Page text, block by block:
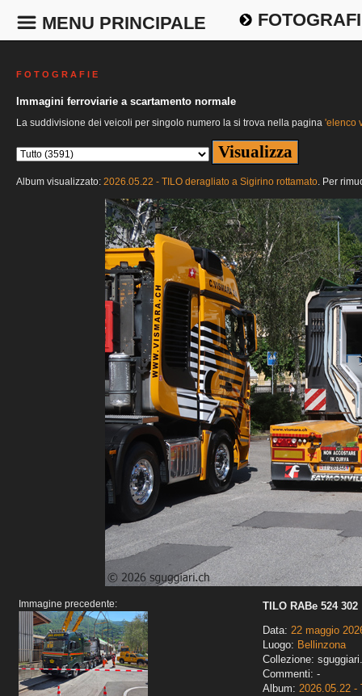
MENU PRINCIPALE
F O T O G R A F I E
Immagini ferroviarie a scartamento normale
La suddivisione dei veicoli per singolo numero la si trova nella pagina 'elenco
Album visualizzato: 2026.05.22 - TILO deragliato a Sigirino rottamato. Per
Immagine precedente:
TILO RABe 524 302
Data: 22 maggio
Luogo: Bellinzona
Collezione:
Commenti: -
Album: 2026.05.22 -